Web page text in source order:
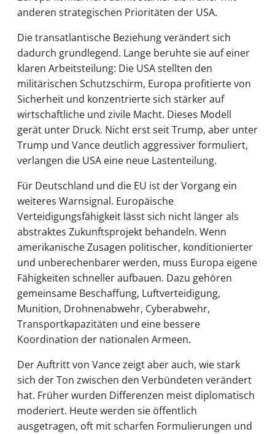
anderen strategischen Prioritäten der USA.
Die transatlantische Beziehung verändert sich
dadurch grundlegend. Lange beruhte sie auf einer
klaren Arbeitsteilung: Die USA stellten den
militärischen Schutzschirm, Europa profitierte von
Sicherheit und konzentrierte sich stärker auf
wirtschaftliche und zivile Macht. Dieses Modell
gerät unter Druck. Nicht erst seit Trump, aber unter
Trump und Vance deutlich aggressiver formuliert,
verlangen die USA eine neue Lastenteilung.
Für Deutschland und die EU ist der Vorgang ein
weiteres Warnsignal. Europäische
Verteidigungsfähigkeit lässt sich nicht länger als
abstraktes Zukunftsprojekt behandeln. Wenn
amerikanische Zusagen politischer, konditionierter
und unberechenbarer werden, muss Europa eigene
Fähigkeiten schneller aufbauen. Dazu gehören
gemeinsame Beschaffung, Luftverteidigung,
Munition, Drohnenabwehr, Cyberabwehr,
Transportkapazitäten und eine bessere
Koordination der nationalen Armeen.
Der Auftritt von Vance zeigt aber auch, wie stark
sich der Ton zwischen den Verbündeten verändert
hat. Früher wurden Differenzen meist diplomatisch
moderiert. Heute werden sie öffentlich
ausgetragen, oft mit scharfen Formulierungen und